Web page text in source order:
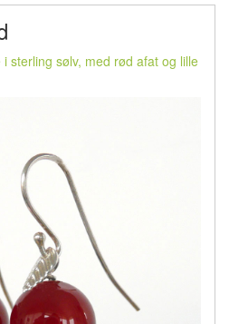
sterling sølv, med rød afat og lille